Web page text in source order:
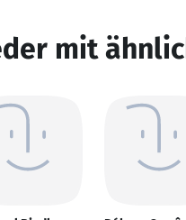
mit